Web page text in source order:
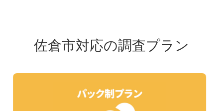
佐倉市対応の調査プラン